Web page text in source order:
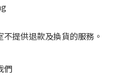
提供退款及換貨的服務。
們